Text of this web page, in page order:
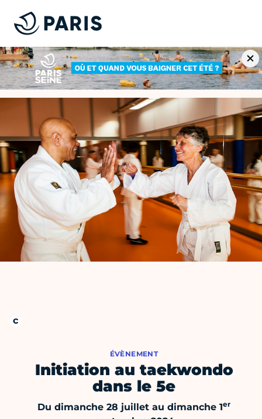
ÉVÈNEMENT
Initiation au taekwondo
dans le 5e
Du dimanche 28 juillet au dimanche 1er